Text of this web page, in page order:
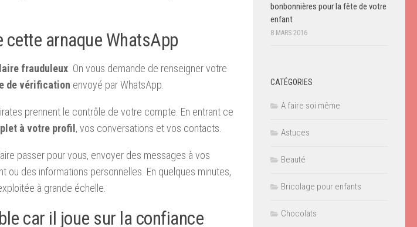
arnaque WhatsApp
frauduleux . On vous demande de renseigner votre
de vérification envoyé par WhatsApp.
prennent le contrôle de votre compte. En entrant ce
à votre profil , vos conversations et vos contacts.
passer pour vous, envoyer des messages à vos
ou des informations personnelles. En quelques minutes,
à grande échelle.
car il joue sur la confiance
bonbonnières pour la fête de votre
enfant
8 MARS 2016
CATÉGORIES
A faire soi même
Astuces
Beauté
Bricolage pour enfants
Chocolats